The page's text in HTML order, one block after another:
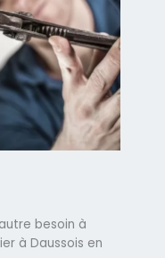
besoin à
à Daussois en